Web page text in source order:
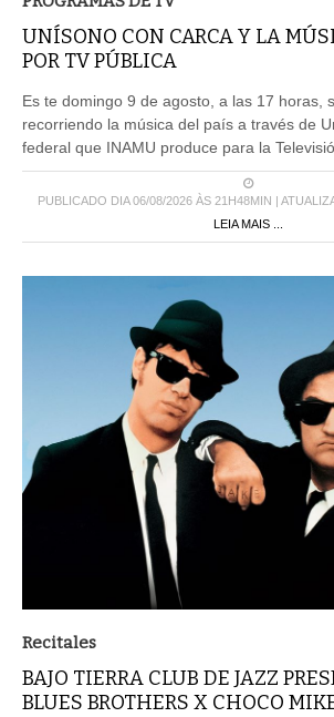
UNÍSONO CON CARCA Y LA
POR TV PÚBLICA
Es te domingo 9 de agosto, a las 17 horas,
recorriendo la música del país a través de
federal que INAMU produce para la
PUBLICADO DIA 06/08/2026 ÀS 21H48MIN |
LEIA MAIS ...
Recitales
BAJO TIERRA CLUB DE JAZZ
BLUES BROTHERS X CHOCO